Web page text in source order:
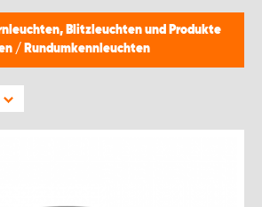
Blitzleuchten und Produkte
/ Rundumkennleuchten